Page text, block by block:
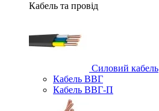
Кабель та провід
Силовий кабель
Кабель ВВГ
Кабель ВВГ-П